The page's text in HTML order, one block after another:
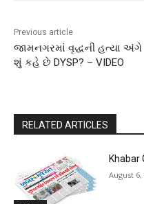
Previous article
જામનગરમાં વૃદ્ધની હત્યા અંગે
શું કહે છે DYSP? – VIDEO
RELATED ARTICLES
Khabar
August 6,